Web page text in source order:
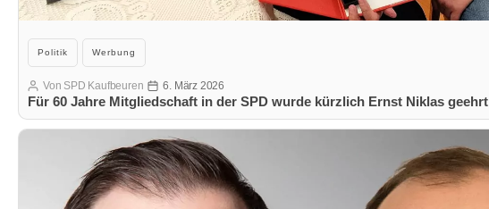
Kategorien
Politik Werbung
Für 60 Jahre Mitgliedschaft in der SPD wurde kürzlich Ernst Niklas geehrt
Beitragsautor
Von SPD Kaufbeuren Veröffentlichungsdatum
6. März 2026